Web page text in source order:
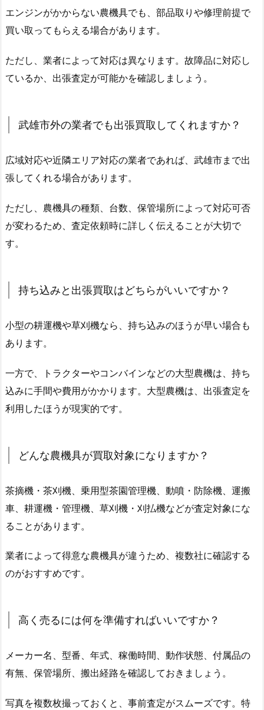
エンジンがかからない農機具でも、部品取りや修理前提で
買い取ってもらえる場合があります。
ただし、業者によって対応は異なります。故障品に対応し
ているか、出張査定が可能かを確認しましょう。
武雄市外の業者でも出張買取してくれますか？
広域対応や近隣エリア対応の業者であれば、武雄市まで出
張してくれる場合があります。
ただし、農機具の種類、台数、保管場所によって対応可否
が変わるため、査定依頼時に詳しく伝えることが大切で
す。
持ち込みと出張買取はどちらがいいですか？
小型の耕運機や草刈機なら、持ち込みのほうが早い場合も
あります。
一方で、トラクターやコンバインなどの大型農機は、持ち
込みに手間や費用がかかります。大型農機は、出張査定を
利用したほうが現実的です。
どんな農機具が買取対象になりますか？
茶摘機・茶刈機、乗用型茶園管理機、動噴・防除機、運搬
車、耕運機・管理機、草刈機・刈払機などが査定対象にな
ることがあります。
業者によって得意な農機具が違うため、複数社に確認する
のがおすすめです。
高く売るには何を準備すればいいですか？
メーカー名、型番、年式、稼働時間、動作状態、付属品の
有無、保管場所、搬出経路を確認しておきましょう。
写真を複数枚撮っておくと、事前査定がスムーズです。特